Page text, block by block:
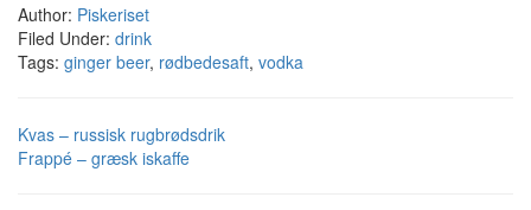
Author: Piskeriset
Filed Under: drink
Tags: ginger beer, rødbedesaft, vodka
Kvas – russisk rugbrødsdrik
Frappé – græsk iskaffe